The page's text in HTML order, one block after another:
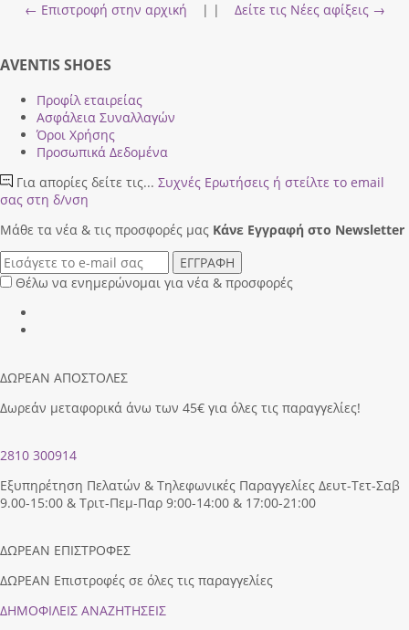
← Επιστροφή στην αρχική | | Δείτε τις Νέες αφίξεις →
AVENTIS SHOES
Προφίλ εταιρείας
Ασφάλεια Συναλλαγών
Όροι Χρήσης
Προσωπικά Δεδομένα
Για απορίες δείτε τις... Συχνές Ερωτήσεις ή στείλτε το email
σας στη δ/νση
Μάθε τα νέα & τις προσφορές μας Κάνε Eγγραφή στο Newsletter
ΕΓΓΡΑΦΗ
Θέλω να ενημερώνομαι για νέα & προσφορές
ΔΩΡΕΑΝ ΑΠΟΣΤΟΛΕΣ
Δωρεάν μεταφορικά άνω των 45€ για όλες τις παραγγελίες!
2810 300914
Εξυπηρέτηση Πελατών & Τηλεφωνικές Παραγγελίες Δευτ-Τετ-Σαβ
9.00-15:00 & Τριτ-Πεμ-Παρ 9:00-14:00 & 17:00-21:00
ΔΩΡΕΑΝ ΕΠΙΣΤΡΟΦΕΣ
ΔΩΡΕΑΝ Επιστροφές σε όλες τις παραγγελίες
ΔΗΜΟΦΙΛEIΣ ΑΝΑΖΗΤΗΣΕΙΣ